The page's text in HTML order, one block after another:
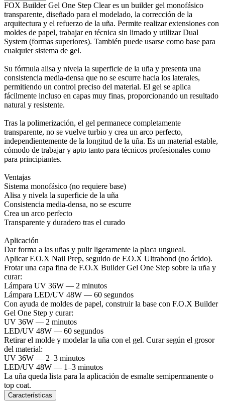
FOX Builder Gel One Step Clear es un builder gel monofásico
transparente, diseñado para el modelado, la corrección de la
arquitectura y el refuerzo de la uña. Permite realizar extensiones con
moldes de papel, trabajar en técnica sin limado y utilizar Dual
System (formas superiores). También puede usarse como base para
cualquier sistema de gel.
Su fórmula alisa y nivela la superficie de la uña y presenta una
consistencia media-densa que no se escurre hacia los laterales,
permitiendo un control preciso del material. El gel se aplica
fácilmente incluso en capas muy finas, proporcionando un resultado
natural y resistente.
Tras la polimerización, el gel permanece completamente
transparente, no se vuelve turbio y crea un arco perfecto,
independientemente de la longitud de la uña. Es un material estable,
cómodo de trabajar y apto tanto para técnicos profesionales como
para principiantes.
Ventajas
Sistema monofásico (no requiere base)
Alisa y nivela la superficie de la uña
Consistencia media-densa, no se escurre
Crea un arco perfecto
Transparente y duradero tras el curado
Aplicación
Dar forma a las uñas y pulir ligeramente la placa ungueal.
Aplicar F.O.X Nail Prep, seguido de F.O.X Ultrabond (no ácido).
Frotar una capa fina de F.O.X Builder Gel One Step sobre la uña y
curar:
Lámpara UV 36W — 2 minutos
Lámpara LED/UV 48W — 60 segundos
Con ayuda de moldes de papel, construir la base con F.O.X Builder
Gel One Step y curar:
UV 36W — 2 minutos
LED/UV 48W — 60 segundos
Retirar el molde y modelar la uña con el gel. Curar según el grosor
del material:
UV 36W — 2–3 minutos
LED/UV 48W — 1–3 minutos
La uña queda lista para la aplicación de esmalte semipermanente o
top coat.
Características